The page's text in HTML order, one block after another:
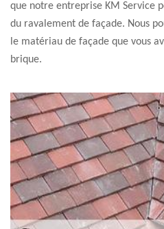
que notre entreprise KM Service
du ravalement de façade. Nous
le matériau de façade que vous
brique.